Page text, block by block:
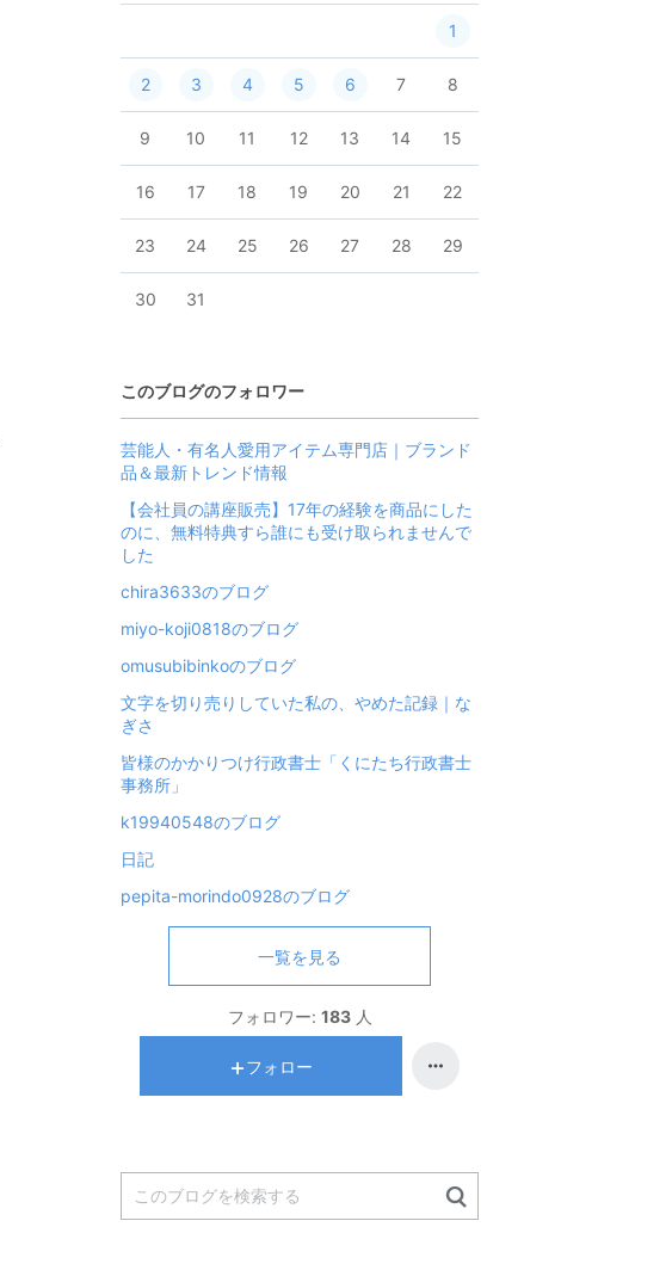
1
2 3 4 5 6 7 8
9 10 11 12 13 14 15
16 17 18 19 20 21 22
23 24 25 26 27 28 29
30 31
このブログのフォロワー
芸能人・有名人愛用アイテム専門店｜ブランド
品＆最新トレンド情報
【会社員の講座販売】17年の経験を商品にした
のに、無料特典すら誰にも受け取られませんで
した
chira3633のブログ
miyo-koji0818のブログ
omusubibinkoのブログ
文字を切り売りしていた私の、やめた記録｜な
ぎさ
皆様のかかりつけ行政書士「くにたち行政書士
事務所」
k19940548のブログ
日記
pepita-morindo0928のブログ
一覧を見る
フォロワー: 183 人
フォロー